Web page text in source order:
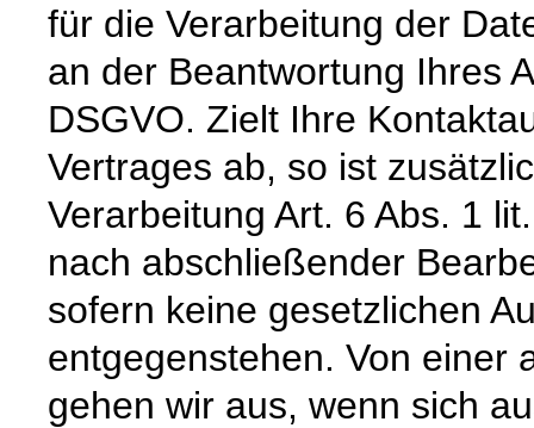
für die Verarbeitung der
an der Beantwortung Ihres
DSGVO. Zielt Ihre
Vertrages ab, so ist
Verarbeitung Art. 6 Abs. 1
nach abschließender
sofern keine gesetzlichen
entgegenstehen. Von einer
gehen wir aus, wenn sich